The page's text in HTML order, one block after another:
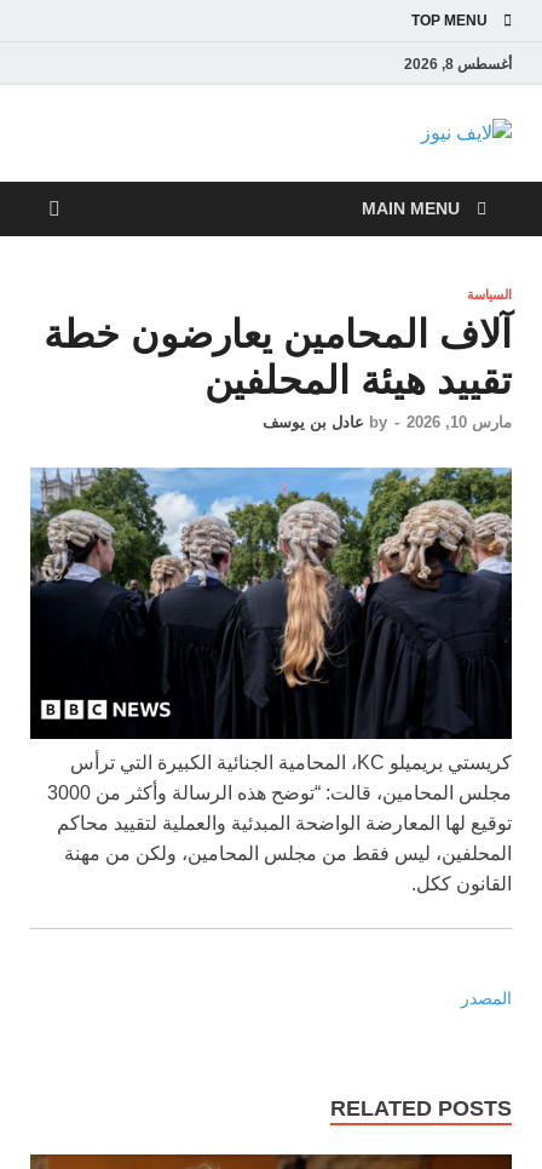
TOP MENU
أغسطس 8, 2026
لايف نيوز
MAIN MENU
السياسة
آلاف المحامين يعارضون خطة
تقييد هيئة المحلفين
مارس 10, 2026 -
by عادل بن يوسف
كريستي بريميلو KC، المحامية الجنائية الكبيرة التي ترأس
مجلس المحامين، قالت: “توضح هذه الرسالة وأكثر من 3000
توقيع لها المعارضة الواضحة المبدئية والعملية لتقييد محاكم
المحلفين، ليس فقط من مجلس المحامين، ولكن من مهنة
القانون ككل.
المصدر
RELATED POSTS